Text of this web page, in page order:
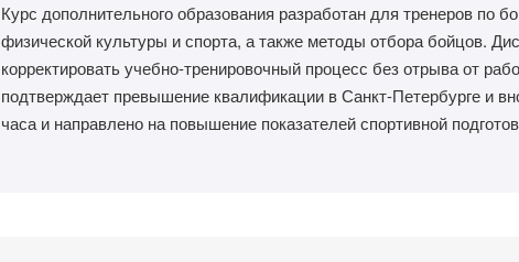
Курс дополнительного образования разработан для тренеров по
физической культуры и спорта, а также методы отбора бойцов.
корректировать учебно-тренировочный процесс без отрыва от
подтверждает превышение квалификации в Санкт-Петербурге и
часа и направлено на повышение показателей спортивной